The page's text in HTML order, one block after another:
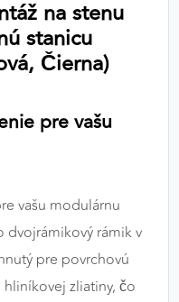
na stenu
stanicu
Čierna)
pre vašu
vašu modulárnu
dvojrámikový rámik v
pre povrchovú
zliatiny, čo
na sledovanie
webovými
našim partnerom
reklamu, a to na
sieťach tretích strán.